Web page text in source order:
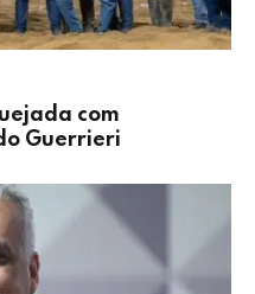
com
Guerrieri